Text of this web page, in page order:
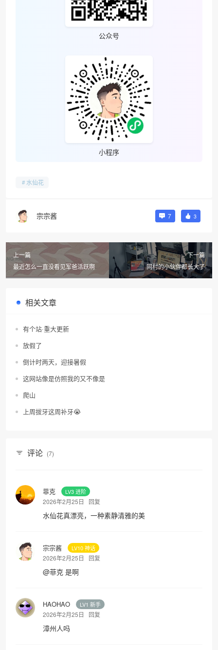
公众号
小程序
水仙花
宗宗酱 7 3
上一篇
最近怎么一直没看见军爸活跃啊
下一篇
同村的小伙伴都长大了
相关文章
有个站·重大更新
放假了
倒计时两天，迎接暑假
这网站像是仿照我的又不像是
爬山
上周拔牙这周补牙😭
评论 (7)
菲克 LV3 进阶
2026年2月25日 回复
水仙花真漂亮，一种素静清雅的美
宗宗酱 LV10 神话
2026年2月25日 回复
@菲克 是啊
HAOHAO LV1 新手
2026年2月25日 回复
漳州人吗